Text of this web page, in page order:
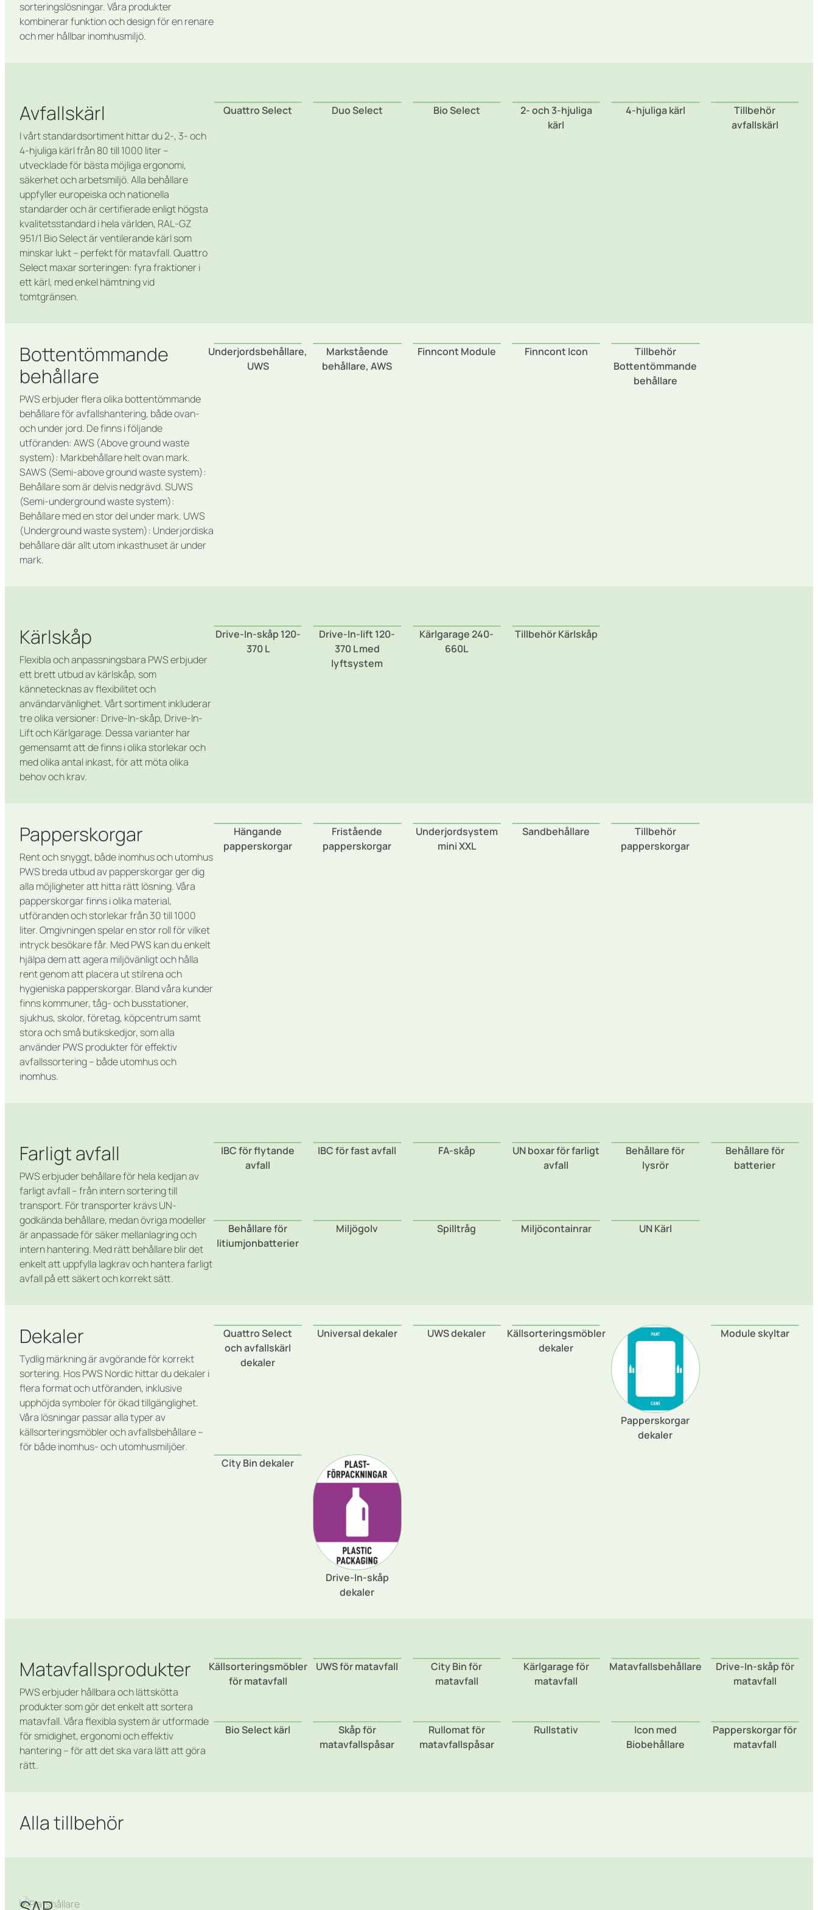
sorteringslösningar. Våra produkter
kombinerar funktion och design för en renare
och mer hållbar inomhusmiljö.
Avfallskärl
I vårt standardsortiment hittar du 2-, 3- och
4-hjuliga kärl från 80 till 1000 liter –
utvecklade för bästa möjliga ergonomi,
säkerhet och arbetsmiljö. Alla behållare
uppfyller europeiska och nationella
standarder och är certifierade enligt högsta
kvalitetsstandard i hela världen, RAL‑GZ
951/1 Bio Select är ventilerande kärl som
minskar lukt – perfekt för matavfall. Quattro
Select maxar sorteringen: fyra fraktioner i
ett kärl, med enkel hämtning vid
tomtgränsen.
Quattro Select Duo Select Bio Select
2- och 3-hjuliga
kärl
4-hjuliga kärl
Tillbehör
avfallskärl
Bottentömmande
behållare
PWS erbjuder flera olika bottentömmande
behållare för avfallshantering, både ovan-
och under jord. De finns i följande
utföranden: AWS (Above ground waste
system): Markbehållare helt ovan mark.
SAWS (Semi-above ground waste system):
Behållare som är delvis nedgrävd. SUWS
(Semi-underground waste system):
Behållare med en stor del under mark. UWS
(Underground waste system): Underjordiska
behållare där allt utom inkasthuset är under
mark.
Underjordsbehållare,
UWS
Markstående
behållare, AWS
Finncont Module Finncont Icon
Tillbehör
Bottentömmande
behållare
Kärlskåp
Flexibla och anpassningsbara PWS erbjuder
ett brett utbud av kärlskåp, som
kännetecknas av flexibilitet och
användarvänlighet. Vårt sortiment inkluderar
tre olika versioner: Drive-In-skåp, Drive-In-
Lift och Kärlgarage. Dessa varianter har
gemensamt att de finns i olika storlekar och
med olika antal inkast, för att möta olika
behov och krav.
Drive-In-skåp 120-
370 L
Drive-In-lift 120-
370 L med
lyftsystem
Kärlgarage 240-
660L
Tillbehör Kärlskåp
Papperskorgar
Rent och snyggt, både inomhus och utomhus
PWS breda utbud av papperskorgar ger dig
alla möjligheter att hitta rätt lösning. Våra
papperskorgar finns i olika material,
utföranden och storlekar från 30 till 1000
liter. Omgivningen spelar en stor roll för vilket
intryck besökare får. Med PWS kan du enkelt
hjälpa dem att agera miljövänligt och hålla
rent genom att placera ut stilrena och
hygieniska papperskorgar. Bland våra kunder
finns kommuner, tåg- och busstationer,
sjukhus, skolor, företag, köpcentrum samt
stora och små butikskedjor, som alla
använder PWS produkter för effektiv
avfallssortering – både utomhus och
inomhus.
Hängande
papperskorgar
Fristående
papperskorgar
Underjordsystem
mini XXL
Sandbehållare
Tillbehör
papperskorgar
Farligt avfall
PWS erbjuder behållare för hela kedjan av
farligt avfall – från intern sortering till
transport. För transporter krävs UN-
godkända behållare, medan övriga modeller
är anpassade för säker mellanlagring och
intern hantering. Med rätt behållare blir det
enkelt att uppfylla lagkrav och hantera farligt
avfall på ett säkert och korrekt sätt.
IBC för flytande
avfall
IBC för fast avfall FA-skåp
UN boxar för farligt
avfall
Behållare för
lysrör
Behållare för
batterier
Behållare för
litiumjonbatterier
Miljögolv Spilltråg Miljöcontainrar UN Kärl
Dekaler
Tydlig märkning är avgörande för korrekt
sortering. Hos PWS Nordic hittar du dekaler i
flera format och utföranden, inklusive
upphöjda symboler för ökad tillgänglighet.
Våra lösningar passar alla typer av
källsorteringsmöbler och avfallsbehållare –
för både inomhus- och utomhusmiljöer.
Quattro Select
och avfallskärl
dekaler
Universal dekaler UWS dekaler
Källsorteringsmöbler
dekaler
Papperskorgar
dekaler
Module skyltar
City Bin dekaler
Drive-In-skåp
dekaler
Matavfallsprodukter
PWS erbjuder hållbara och lättskötta
produkter som gör det enkelt att sortera
matavfall. Våra flexibla system är utformade
för smidighet, ergonomi och effektiv
hantering – för att det ska vara lätt att göra
rätt.
Källsorteringsmöbler
för matavfall
UWS för matavfall
City Bin för
matavfall
Kärlgarage för
matavfall
Matavfallsbehållare
Drive-In-skåp för
matavfall
Bio Select kärl
Skåp för
matavfallspåsar
Rullomat för
matavfallspåsar
Rullstativ
Icon med
Biobehållare
Papperskorgar för
matavfall
Alla tillbehör